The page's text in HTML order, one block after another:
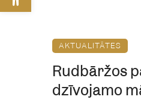
AKTUALITĀTES
Rudbāržos
dzīvojamo